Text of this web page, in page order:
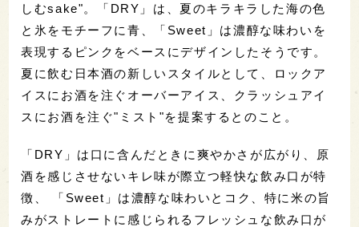
しむsake"。「DRY」は、夏のキラキラした海の色
と氷をモチーフに青、「Sweet」は濃醇な味わいを
表現するピンクをベースにデザインしたそうです。
夏に飲む日本酒の新しいスタイルとして、ロックア
イスにお酒を注ぐオーバーアイス、クラッシュアイ
スにお酒を注ぐ"ミスト"を提案するとのこと。
「DRY」は口に含んだときに爽やかさが広がり、原
酒を感じさせないキレ味が際立つ軽快な飲み口が特
徴、 「Sweet」は濃醇な味わいとコク、特に米の旨
みがストレートに感じられるフレッシュな飲み口が